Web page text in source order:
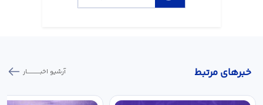
خبر‌های مرتبط آرشیو اخبـــــــــــار